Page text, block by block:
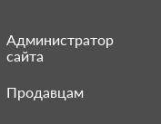
Администратор
сайта
Продавцам